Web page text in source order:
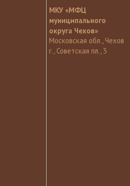
МКУ «МФЦ
муниципального
округа Чехов»
Московская обл., Чехов
г., Советская пл., 3